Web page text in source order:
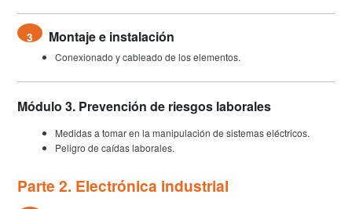
3 Montaje e instalación
Conexionado y cableado de los elementos.
Módulo 3. Prevención de riesgos laborales
Medidas a tomar en la manipulación de sistemas eléctricos.
Peligro de caídas laborales.
Parte 2. Electrónica industrial